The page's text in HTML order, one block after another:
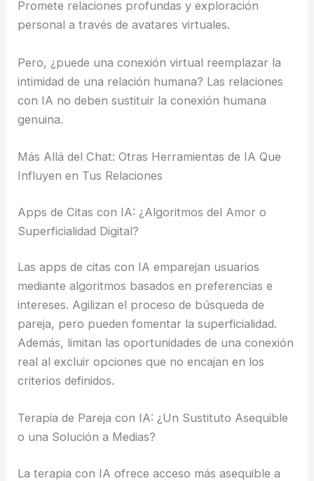
Promete relaciones profundas y exploración
personal a través de avatares virtuales.
Pero, ¿puede una conexión virtual reemplazar la
intimidad de una relación humana? Las relaciones
con IA no deben sustituir la conexión humana
genuina.
Más Allá del Chat: Otras Herramientas de IA Que
Influyen en Tus Relaciones
Apps de Citas con IA: ¿Algoritmos del Amor o
Superficialidad Digital?
Las apps de citas con IA emparejan usuarios
mediante algoritmos basados en preferencias e
intereses. Agilizan el proceso de búsqueda de
pareja, pero pueden fomentar la superficialidad.
Además, limitan las oportunidades de una conexión
real al excluir opciones que no encajan en los
criterios definidos.
Terapia de Pareja con IA: ¿Un Sustituto Asequible
o una Solución a Medias?
La terapia con IA ofrece acceso más asequible a